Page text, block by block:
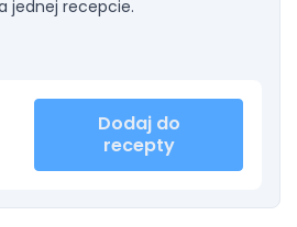
jednej recepcie.
Dodaj do
recepty